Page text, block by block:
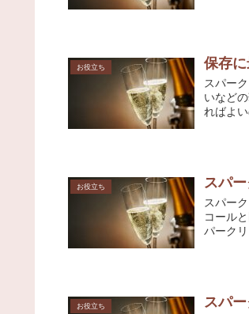
お役立ち 保存
スパー
いなど
ればよ
お役立ち スパ
スパー
コール
パーク
お役立ち スパ